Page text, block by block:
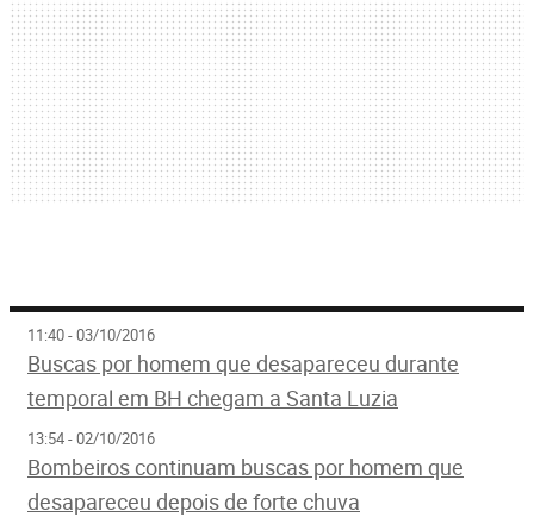
11:40 - 03/10/2016
Buscas por homem que desapareceu durante
temporal em BH chegam a Santa Luzia
13:54 - 02/10/2016
Bombeiros continuam buscas por homem que
desapareceu depois de forte chuva